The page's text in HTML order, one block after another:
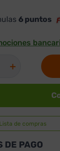
6puntos
＋
Lista de compras
DE PAGO